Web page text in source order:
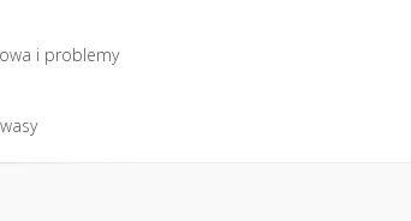
Inne
i problemy
i problemy